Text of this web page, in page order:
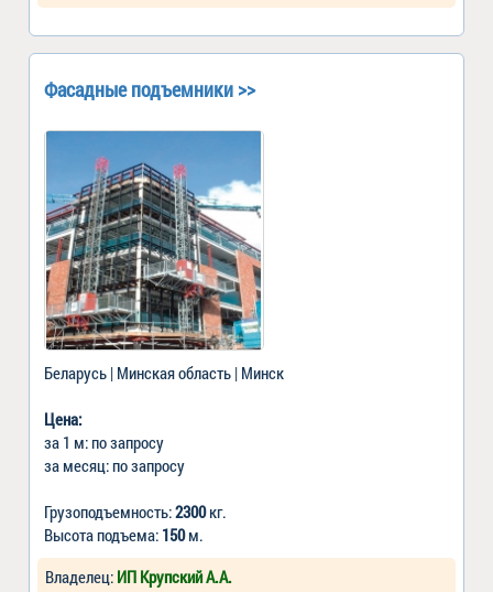
Фасадные подъемники >>
Беларусь | Минская область | Минск
Цена:
за 1 м: по запросу
за месяц: по запросу
Грузоподъемность:2300кг.
Высота подъема: 150м.
Владелец: ИП Крупский А.А.